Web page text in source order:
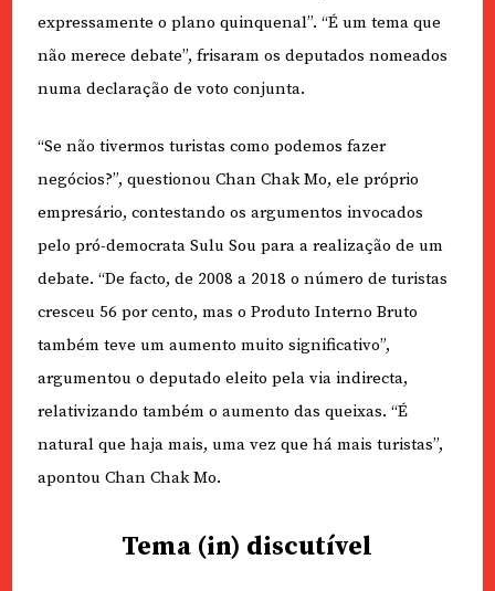
expressamente o plano quinquenal”. “É um tema que
não merece debate”, frisaram os deputados nomeados
numa declaração de voto conjunta.
“Se não tivermos turistas como podemos fazer
negócios?”, questionou Chan Chak Mo, ele próprio
empresário, contestando os argumentos invocados
pelo pró-democrata Sulu Sou para a realização de um
debate. “De facto, de 2008 a 2018 o número de turistas
cresceu 56 por cento, mas o Produto Interno Bruto
também teve um aumento muito significativo”,
argumentou o deputado eleito pela via indirecta,
relativizando também o aumento das queixas. “É
natural que haja mais, uma vez que há mais turistas”,
apontou Chan Chak Mo.
Tema (in) discutível